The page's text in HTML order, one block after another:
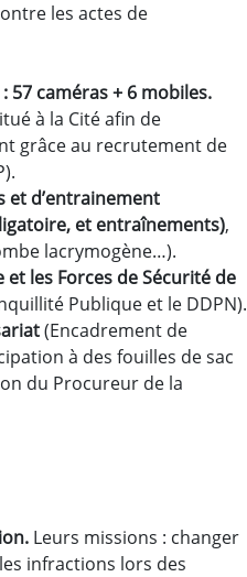
les actes de
57 caméras + 6 mobiles.
à la Cité afin de
grâce au recrutement de
et d’entrainement
et entraînements),
lacrymogène…).
les Forces de Sécurité de
Publique et le DDPN).
(Encadrement de
à des fouilles de sac
du Procureur de la
Leurs missions : changer
infractions lors des